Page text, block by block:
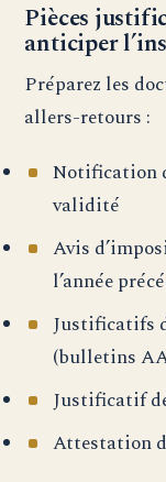
Pièces
anticiper
Préparez les
allers-retours :
Notification
validité
Avis
l’année
Justificatifs
(bulletins
Justificatif
Attestation